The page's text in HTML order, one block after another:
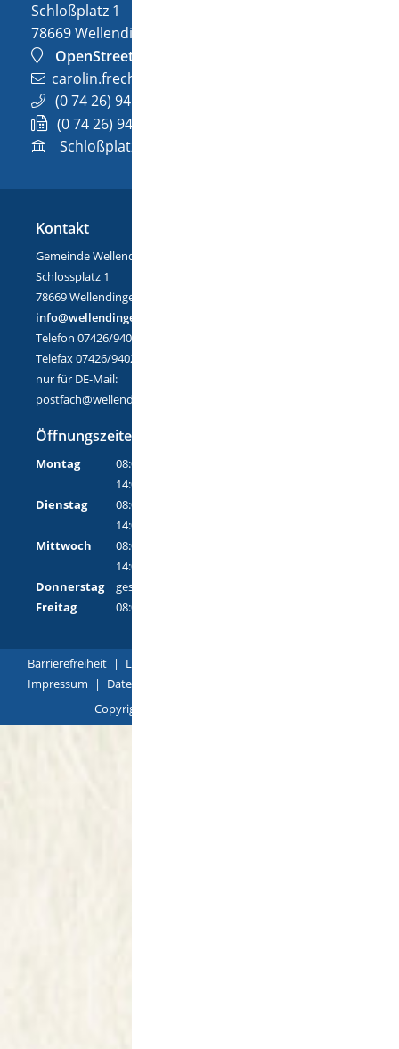
Schloßplatz 1
78669Wellendingen
OpenStreetMap
carolin.frech@wellendingen.de
(07426) 94
(07426) 94
Schloßplatz 1, 78669 Wellendingen
Kontakt
Gemeinde Wellendingen
Schlossplatz 1
78669 Wellendingen
info@wellendingen.de
Telefon 07426/9402-0
Telefax 07426/9402-25
nur für DE-Mail:
postfach@wellendingen.de-mail.de
Öffnungszeiten
Montag
08:00 Uhr - 12:00 Uhr
14:00 Uhr - 18:00 Uhr
Dienstag
08:00 Uhr - 12:00 Uhr
14:00 Uhr - 16:00 Uhr
Mittwoch
08:00 Uhr - 12:00 Uhr
14:00 Uhr - 16:00 Uhr
Donnerstag
geschlossen
Freitag
08:00 Uhr - 12:00 Uhr
Barrierefreiheit | Leichte Sprache
Impressum
| Datenschutz
Copyright © 2018 |